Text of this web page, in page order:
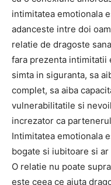
intimitatea emotionala
adanceste intre doi
relatie de dragoste
fara prezenta intimitatii
simta in siguranta, sa
complet, sa aiba
vulnerabilitatile si
increzator ca
Intimitatea emotionala
bogate si iubitoare si
O relatie nu poate
este ceea ce ajuta